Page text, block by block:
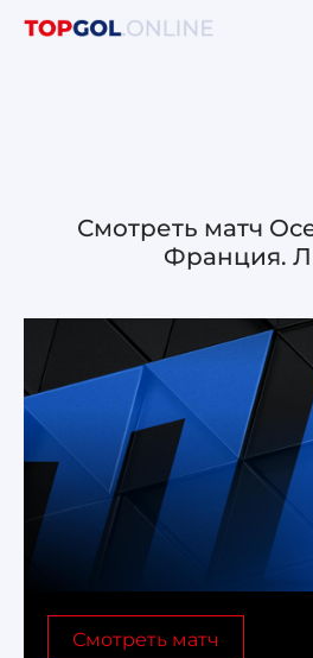
ОБЗОРЫ ЛЧ УЕФА
ОБЗОРЫ ЛЕ УЕФА
Лига чемпионов УЕФА
Лига Европы УЕФА
Лига конференций УЕФА
Лига 1, Чемпионат Франции
Бундеслига, Чемпионат
Смотреть матч
Франция.
Смотреть матч